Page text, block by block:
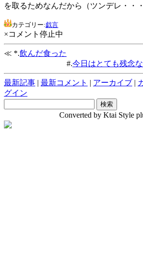
を取るためなんだから（ツンデレ・・
カテゴリー:戯言
×コメント停止中
≪ *.飲んだ食った
#.今日はとても残念
最新記事 | 最新コメント | アーカイブ |
グイン
Converted by Ktai Style